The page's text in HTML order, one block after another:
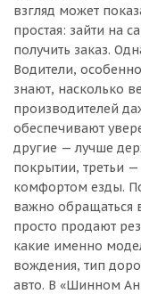
взгляд может
простая: зайти на
получить заказ.
Водители,
знают, насколько
производителей
обеспечивают
другие — лучше
покрытии, третьи
комфортом езды.
важно обращаться
просто продают
какие именно
вождения, тип
авто. В «Шинном